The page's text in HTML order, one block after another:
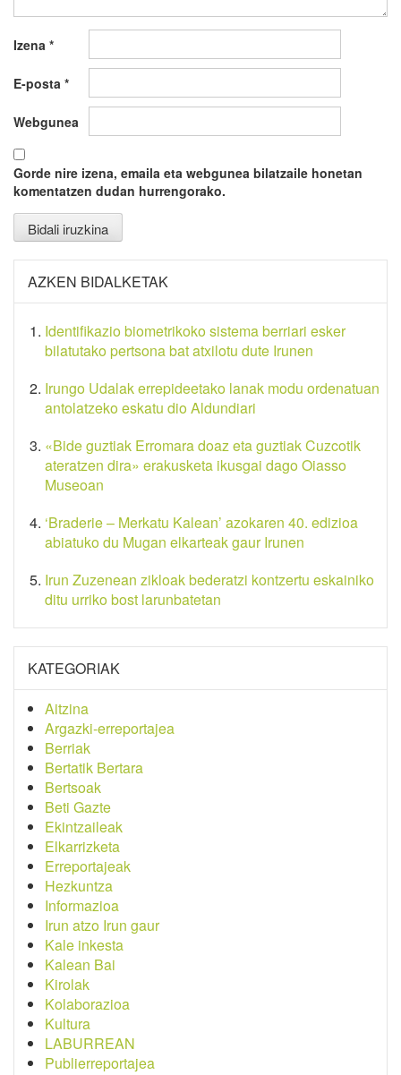
Izena *
E-posta *
Webgunea
Gorde nire izena, emaila eta webgunea bilatzaile honetan
komentatzen dudan hurrengorako.
AZKEN BIDALKETAK
Identifikazio biometrikoko sistema berriari esker
bilatutako pertsona bat atxilotu dute Irunen
Irungo Udalak errepideetako lanak modu ordenatuan
antolatzeko eskatu dio Aldundiari
«Bide guztiak Erromara doaz eta guztiak Cuzcotik
ateratzen dira» erakusketa ikusgai dago Oiasso
Museoan
‘Braderie – Merkatu Kalean’ azokaren 40. edizioa
abiatuko du Mugan elkarteak gaur Irunen
Irun Zuzenean zikloak bederatzi kontzertu eskainiko
ditu urriko bost larunbatetan
KATEGORIAK
Aitzina
Argazki-erreportajea
Berriak
Bertatik Bertara
Bertsoak
Beti Gazte
Ekintzaileak
Elkarrizketa
Erreportajeak
Hezkuntza
Informazioa
Irun atzo Irun gaur
Kale inkesta
Kalean Bai
Kirolak
Kolaborazioa
Kultura
LABURREAN
Publierreportajea